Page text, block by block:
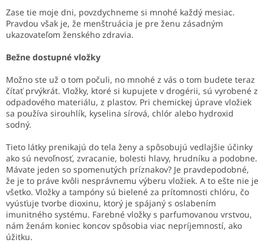
Zase tie moje dni, povzdychneme si mnohé každý mesiac.
Pravdou však je, že menštruácia je pre ženu zásadným
ukazovateľom ženského zdravia.
Bežne dostupné vložky
Možno ste už o tom počuli, no mnohé z vás o tom budete teraz
čítať prvýkrát. Vložky, ktoré si kupujete v drogérii, sú vyrobené z
odpadového materiálu, z plastov. Pri chemickej úprave vložiek
sa používa sirouhlík, kyselina sírová, chlór alebo hydroxid
sodný.
Tieto látky prenikajú do tela ženy a spôsobujú vedlajšie účinky
ako sú nevoľnosť, zvracanie, bolesti hlavy, hrudníku a podobne.
Mávate jeden so spomenutých príznakov? Je pravdepodobné,
že je to práve kvôli nesprávnemu výberu vložiek. A to ešte nie je
všetko. Vložky a tampóny sú bielené za prítomnosti chlóru, čo
vyúsťuje tvorbe dioxinu, ktorý je spájaný s oslabením
imunitného systému. Farebné vložky s parfumovanou vrstvou,
nám ženám koniec koncov spôsobia viac nepríjemností, ako
úžitku.